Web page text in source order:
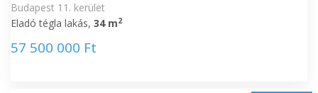
Budapest 11. kerület
Eladó tégla lakás, 34 m2
57 500 000 Ft